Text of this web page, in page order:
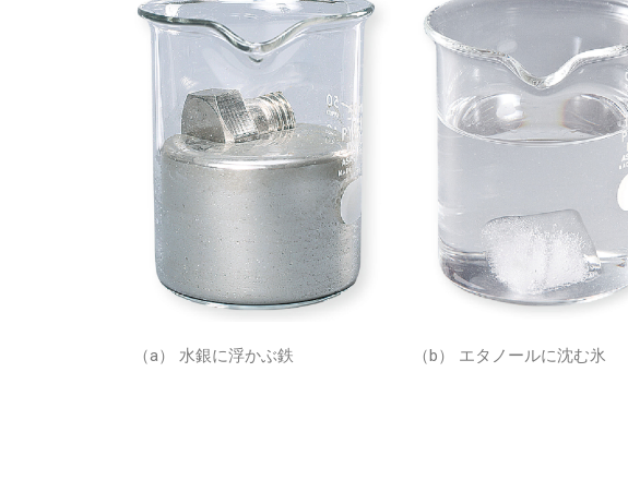
（a） 水銀に浮かぶ鉄 （b） エタノールに沈む氷